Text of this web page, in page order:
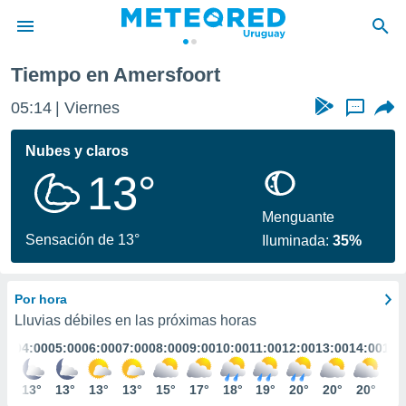
de
ha
calidad.
a este
las
y
digital
basada
Tiempo en Amersfoort
05:14 Viernes ...
Nubes y claros
13°
Sensación de 13°
Menguante
Iluminada:35%
Por hora
Lluvias débiles en las próximas horas
04:00
13°
05:00
13°
06:00
13°
07:00
13°
08:00
15°
09:00
17°
10:00
18°
11:00
19°
12:00
20°
13:00
20°
14:00
20°